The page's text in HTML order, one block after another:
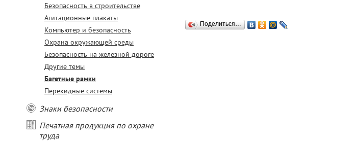
Безопасность в строительстве
Агитационные плакаты
Компьютер и безопасность
Охрана окружающей среды
Безопасность на железной дороге
Другие темы
Багетные рамки
Перекидные системы
Знаки безопасности
Печатная продукция по охране
труда
Поделиться…